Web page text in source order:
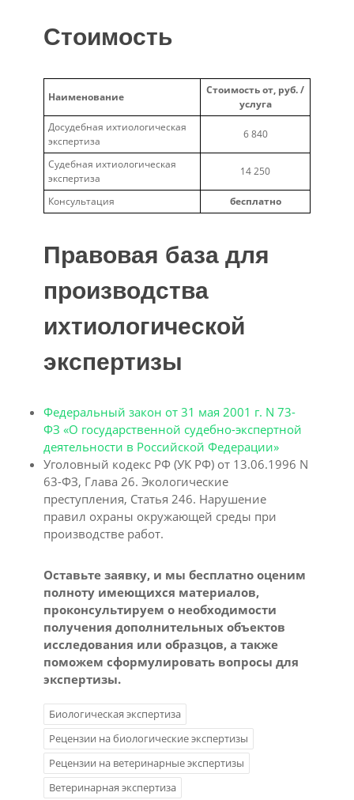
Стоимость
Наименование
Стоимость от, руб. /
услуга
Досудебная ихтиологическая
экспертиза
6 840
Судебная ихтиологическая
экспертиза
14 250
Консультация бесплатно
Правовая база для
производства
ихтиологической
экспертизы
Федеральный закон от 31 мая 2001 г. N 73-
ФЗ «О государственной судебно-экспертной
деятельности в Российской Федерации»
Уголовный кодекс РФ (УК РФ) от 13.06.1996 N
63-ФЗ, Глава 26. Экологические
преступления, Статья 246. Нарушение
правил охраны окружающей среды при
производстве работ.
Оставьте заявку, и мы бесплатно оценим
полноту имеющихся материалов,
проконсультируем о необходимости
получения дополнительных объектов
исследования или образцов, а также
поможем сформулировать вопросы для
экспертизы.
Биологическая экспертиза
Рецензии на биологические экспертизы
Рецензии на ветеринарные экспертизы
Ветеринарная экспертиза